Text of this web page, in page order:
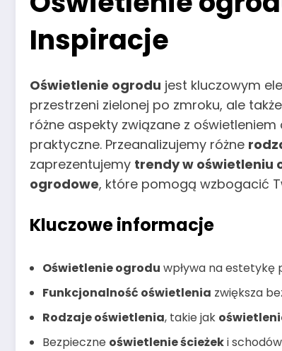
Inspiracje
Oświetlenie ogrodu jest kluczowym
przestrzeni zielonej po zmroku, ale
różne aspekty związane z
praktyczne. Przeanalizujemy różne
zaprezentujemy trendy w oświetleniu
ogrodowe, które pomogą wzbogacić
Kluczowe informacje
Oświetlenie ogrodu wpływa na estetykę
Funkcjonalność oświetlenia zwiększa
Rodzaje oświetlenia, takie jak
Bezpieczne oświetlenie ścieżeki